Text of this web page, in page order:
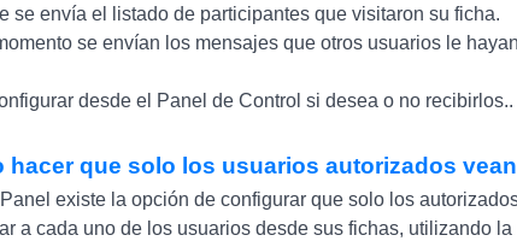
se envía el listado de participantes que visitaron su ficha.
se envían los mensajes que otros usuarios le
desde el Panel de Control si desea o no recibirlos..
hacer que solo los usuarios autorizados
existe la opción de configurar que solo los
a cada uno de los usuarios desde sus fichas, utilizando